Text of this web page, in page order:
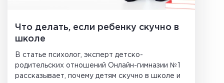
Что делать, если ребенку скучно в
школе
В статье психолог, эксперт детско-
родительских отношений Онлайн-гимназии №1
рассказывает, почему детям скучно в школе и